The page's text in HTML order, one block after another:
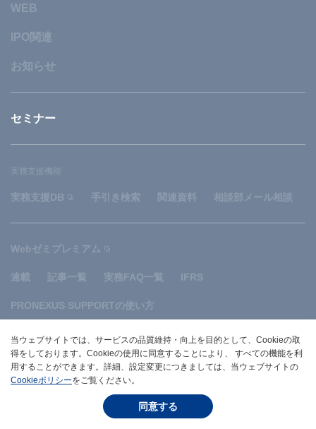
WEB
IPO関連
お知らせ
セミナー
実務支援機能
実務支援DB 手引き検索 関連資料 相談部メール相談
Webゼミプレミアム
連載 記事一覧 実務FAQ一覧 IFRS
PRONEXUS SUPPORTの使い方
サイトマップ 規約 関連リンク お問い合わせ
株式会社プロネクサス
当ウェブサイトでは、サービスの品質維持・向上を目的として、Cookieの取
得をしております。Cookieの使用に同意することにより、 すべての機能を利
用することができます。詳細、設定変更につきましては、当ウェブサイトの
Cookieポリシーをご覧ください。
同意する